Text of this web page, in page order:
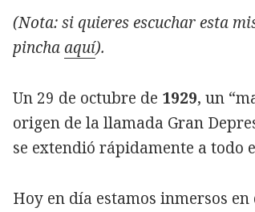
(Nota: si quieres escuchar esta
pinchaaquí).
Un 29 de octubre de 1929, un
origen de la llamada Gran
se extendió rápidamente a todo
Hoy en día estamos inmersos en